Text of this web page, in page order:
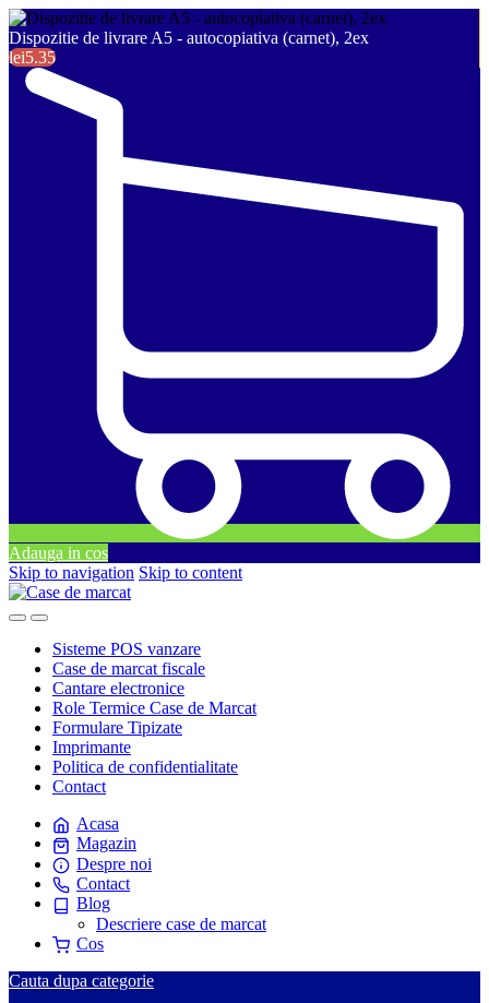
Dispozitie de livrare A5 - autocopiativa (carnet), 2ex
lei5.35
Adauga in cos
Skip to navigation Skip to content
Sisteme POS vanzare
Case de marcat fiscale
Cantare electronice
Role Termice Case de Marcat
Formulare Tipizate
Imprimante
Politica de confidentialitate
Contact
Acasa
Magazin
Despre noi
Contact
Blog
Descriere case de marcat
Cos
Cauta dupa categorie